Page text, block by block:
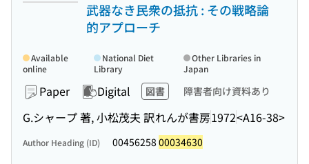
武器なき民衆の抵抗 : その戦略論
的アプローチ
Paper Digital 図書 障害者向け資料あり
G.シャープ 著, 小松茂夫 訳れんが書房1972<A16-38>
Available
online
National Diet
Library
Other Libraries in
Japan
Author Heading (ID) 00456258 00034630